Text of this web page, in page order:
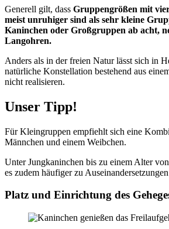
Generell gilt, dass Gruppengrößen mit
meist unruhiger sind als sehr kleine
Kaninchen oder Großgruppen ab acht,
Langohren.
Anders als in der freien Natur lässt sich in
natürliche Konstellation bestehend aus
nicht realisieren.
Unser Tipp!
Für Kleingruppen empfiehlt sich eine
Männchen und einem Weibchen.
Unter Jungkaninchen bis zu einem Alter
es zudem häufiger zu
Platz und Einrichtung des